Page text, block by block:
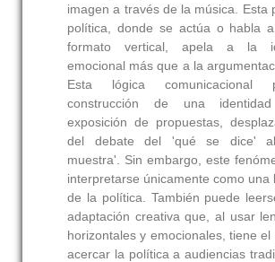
imagen a través de la música. Esta
política, donde se actúa o habla
formato vertical, apela a la
emocional más que a la
Esta lógica comunicacional
construcción de una
exposición de propuestas,
del debate del 'qué se dice'
muestra'. Sin embargo, este
interpretarse únicamente como una
de la política. También puede
adaptación creativa que, al usar
horizontales y emocionales, tiene el
acercar la política a audiencias